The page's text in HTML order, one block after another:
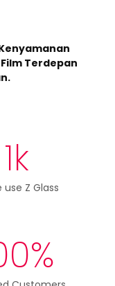
Terdepan
use Z Glass
1k
%